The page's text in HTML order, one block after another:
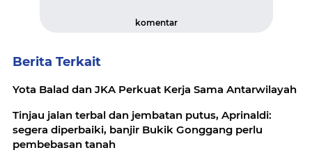
komentar
Berita Terkait
Yota Balad dan JKA Perkuat Kerja Sama Antarwilayah
Tinjau jalan terbal dan jembatan putus, Aprinaldi:
segera diperbaiki, banjir Bukik Gonggang perlu
pembebasan tanah